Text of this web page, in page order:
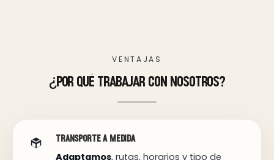
VENTAJAS
¿por qué trabajar con nosotros?
transporte a medida
Adaptamos, rutas, horarios y tipo de